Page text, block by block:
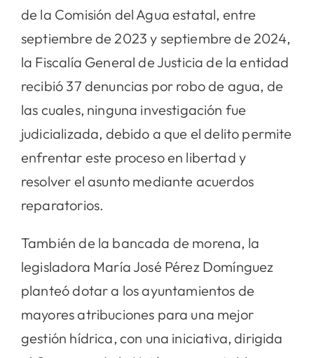
de la Comisión del Agua estatal, entre
septiembre de 2023 y septiembre de 2024,
la Fiscalía General de Justicia de la entidad
recibió 37 denuncias por robo de agua, de
las cuales, ninguna investigación fue
judicializada, debido a que el delito permite
enfrentar este proceso en libertad y
resolver el asunto mediante acuerdos
reparatorios.
También de la bancada de morena, la
legisladora María José Pérez Domínguez
planteó dotar a los ayuntamientos de
mayores atribuciones para una mejor
gestión hídrica, con una iniciativa, dirigida